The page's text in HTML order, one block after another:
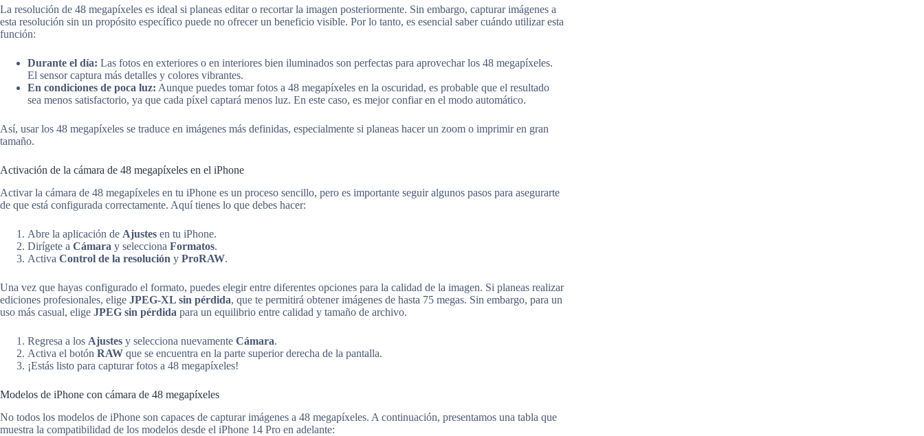
La resolución de 48 megapíxeles es ideal si planeas editar o recortar la imagen posteriormente. Sin embargo, capturar imágenes a
esta resolución sin un propósito específico puede no ofrecer un beneficio visible. Por lo tanto, es esencial saber cuándo utilizar esta
función:
Durante el día: Las fotos en exteriores o en interiores bien iluminados son perfectas para aprovechar los 48 megapíxeles.
El sensor captura más detalles y colores vibrantes.
En condiciones de poca luz: Aunque puedes tomar fotos a 48 megapíxeles en la oscuridad, es probable que el resultado
sea menos satisfactorio, ya que cada píxel captará menos luz. En este caso, es mejor confiar en el modo automático.
Así, usar los 48 megapíxeles se traduce en imágenes más definidas, especialmente si planeas hacer un zoom o imprimir en gran
tamaño.
Activación de la cámara de 48 megapíxeles en el iPhone
Activar la cámara de 48 megapíxeles en tu iPhone es un proceso sencillo, pero es importante seguir algunos pasos para asegurarte
de que está configurada correctamente. Aquí tienes lo que debes hacer:
Abre la aplicación de Ajustes en tu iPhone.
Dirígete a Cámara y selecciona Formatos.
Activa Control de la resolución y ProRAW.
Una vez que hayas configurado el formato, puedes elegir entre diferentes opciones para la calidad de la imagen. Si planeas realizar
ediciones profesionales, elige JPEG-XL sin pérdida, que te permitirá obtener imágenes de hasta 75 megas. Sin embargo, para un
uso más casual, elige JPEG sin pérdida para un equilibrio entre calidad y tamaño de archivo.
Regresa a los Ajustes y selecciona nuevamente Cámara.
Activa el botón RAW que se encuentra en la parte superior derecha de la pantalla.
¡Estás listo para capturar fotos a 48 megapíxeles!
Modelos de iPhone con cámara de 48 megapíxeles
No todos los modelos de iPhone son capaces de capturar imágenes a 48 megapíxeles. A continuación, presentamos una tabla que
muestra la compatibilidad de los modelos desde el iPhone 14 Pro en adelante: